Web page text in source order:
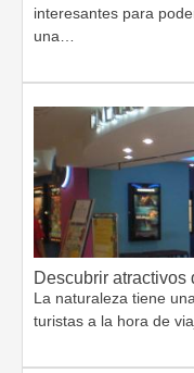
interesantes para
una…
Descubrir
La naturaleza tiene
turistas a la hora de